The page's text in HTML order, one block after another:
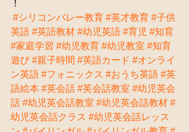
！
#シリコンバレー教育 #英才教育 #子供
英語 #英語教材 #幼児英語 #育児 #知育
#家庭学習 #幼児教育 #幼児教室 #知育
遊び #親子時間 #英語カード #オンライ
ン英語 #フォニックス #おうち英語 #英
語絵本 #英会話 #英会話教室 #幼児英会
話 #幼児英会話教室 #幼児英会話教材 #
幼児英会話クラス #幼児英会話レッス